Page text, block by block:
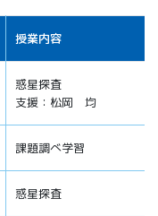
授業内容
惑星探査
支援：松岡 均
課題調べ学習
惑星探査